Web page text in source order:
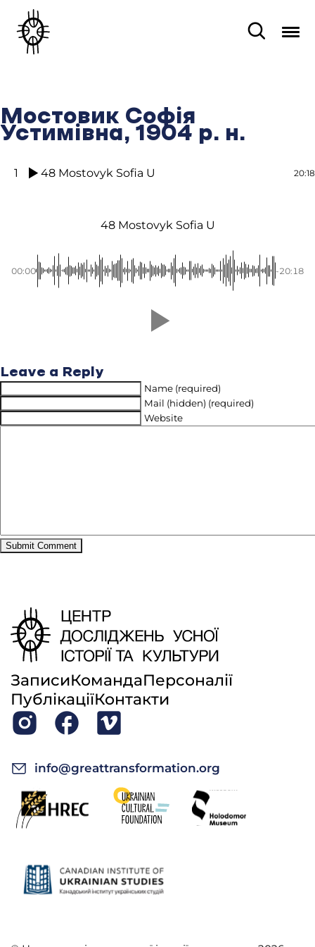
Мостовик Софія
Устимівна, 1904 р. н.
1 48 Mostovyk Sofia U 20:18
48 Mostovyk Sofia U
00:00 -20:18
Leave a Reply
Name (required)
Mail (hidden) (required)
Website
ЗаписиКомандаПерсоналії
ПублікаціїКонтакти
info@greattransformation.org